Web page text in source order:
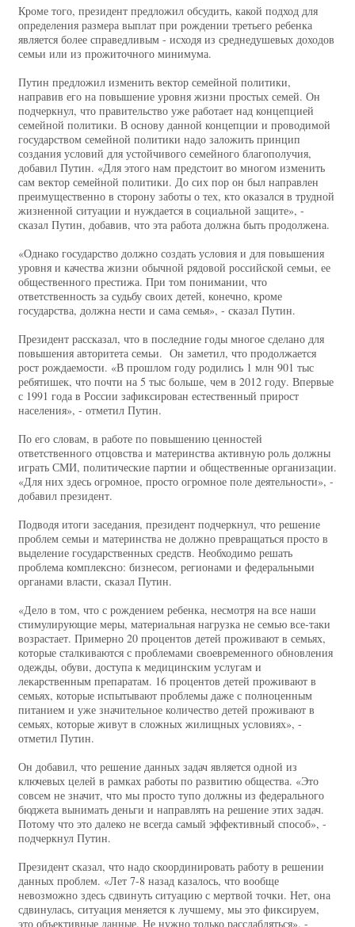
Кроме того, президент предложил обсудить, какой подход для
определения размера выплат при рождении третьего ребенка
является более справедливым - исходя из среднедушевых доходов
семьи или из прожиточного минимума.
Путин предложил изменить вектор семейной политики,
направив его на повышение уровня жизни простых семей. Он
подчеркнул, что правительство уже работает над концепцией
семейной политики. В основу данной концепции и проводимой
государством семейной политики надо заложить принцип
создания условий для устойчивого семейного благополучия,
добавил Путин. «Для этого нам предстоит во многом изменить
сам вектор семейной политики. До сих пор он был направлен
преимущественно в сторону заботы о тех, кто оказался в трудной
жизненной ситуации и нуждается в социальной защите», -
сказал Путин, добавив, что эта работа должна быть продолжена.
«Однако государство должно создать условия и для повышения
уровня и качества жизни обычной рядовой российской семьи, ее
общественного престижа. При том понимании, что
ответственность за судьбу своих детей, конечно, кроме
государства, должна нести и сама семья», - сказал Путин.
Президент рассказал, что в последние годы многое сделано для
повышения авторитета семьи. Он заметил, что продолжается
рост рождаемости. «В прошлом году родились 1 млн 901 тыс
ребятишек, что почти на 5 тыс больше, чем в 2012 году. Впервые
с 1991 года в России зафиксирован естественный прирост
населения», - отметил Путин.
По его словам, в работе по повышению ценностей
ответственного отцовства и материнства активную роль должны
играть СМИ, политические партии и общественные организации.
«Для них здесь огромное, просто огромное поле деятельности», -
добавил президент.
Подводя итоги заседания, президент подчеркнул, что решение
проблем семьи и материнства не должно превращаться просто в
выделение государственных средств. Необходимо решать
проблема комплексно: бизнесом, регионами и федеральными
органами власти, сказал Путин.
«Дело в том, что с рождением ребенка, несмотря на все наши
стимулирующие меры, материальная нагрузка не семью все-таки
возрастает. Примерно 20 процентов детей проживают в семьях,
которые сталкиваются с проблемами своевременного обновления
одежды, обуви, доступа к медицинским услугам и
лекарственным препаратам. 16 процентов детей проживают в
семьях, которые испытывают проблемы даже с полноценным
питанием и уже значительное количество детей проживают в
семьях, которые живут в сложных жилищных условиях», -
отметил Путин.
Он добавил, что решение данных задач является одной из
ключевых целей в рамках работы по развитию общества. «Это
совсем не значит, что мы просто тупо должны из федерального
бюджета вынимать деньги и направлять на решение этих задач.
Потому что это далеко не всегда самый эффективный способ», -
подчеркнул Путин.
Президент сказал, что надо скоординировать работу в решении
данных проблем. «Лет 7-8 назад казалось, что вообще
невозможно здесь сдвинуть ситуацию с мертвой точки. Нет, она
сдвинулась, ситуация меняется к лучшему, мы это фиксируем,
это объективные данные. Не нужно только расслабляться», -